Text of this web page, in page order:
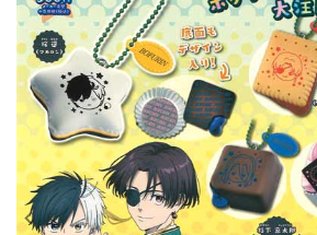
入荷スケジュールをチェック
カプセルトイマシン本体
カプセルトイ
販促用空カプセル